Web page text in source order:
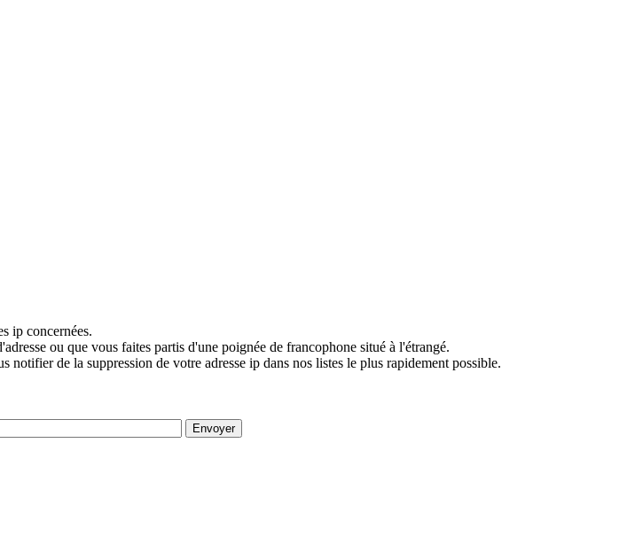
ip concernées.
ou que vous faites partis d'une poignée de francophone situé à l'étrangé.
de la suppression de votre adresse ip dans nos listes le plus rapidement possible.